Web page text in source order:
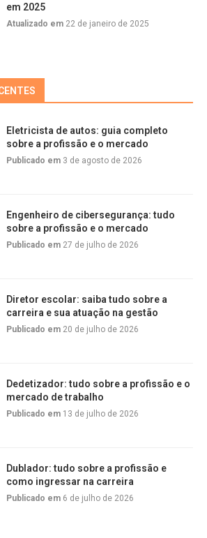
em 2025
Atualizado em 22 de janeiro de 2025
Eletricista de autos: guia completo
sobre a profissão e o mercado
Publicado em 3 de agosto de 2026
Engenheiro de cibersegurança: tudo
sobre a profissão e o mercado
Publicado em 27 de julho de 2026
Diretor escolar: saiba tudo sobre a
carreira e sua atuação na gestão
Publicado em 20 de julho de 2026
Dedetizador: tudo sobre a profissão e o
mercado de trabalho
Publicado em 13 de julho de 2026
Dublador: tudo sobre a profissão e
como ingressar na carreira
Publicado em 6 de julho de 2026